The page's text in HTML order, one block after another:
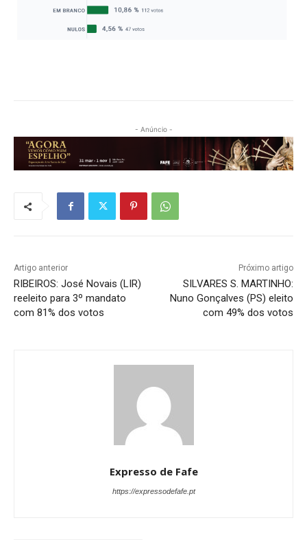
- Anúncio -
Artigo anterior
RIBEIROS: José Novais (LIR)
reeleito para 3º mandato
com 81% dos votos
Próximo artigo
SILVARES S. MARTINHO:
Nuno Gonçalves (PS) eleito
com 49% dos votos
Expresso de Fafe
https://expressodefafe.pt